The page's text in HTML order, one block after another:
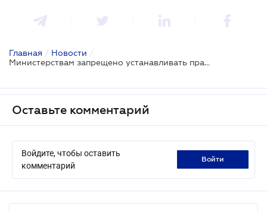
Главная / Новости /
Министерствам запрещено устанавливать правовые нормы в письмах и рекомендациях
Оставьте комментарий
Войдите, чтобы оставить
комментарий
войти